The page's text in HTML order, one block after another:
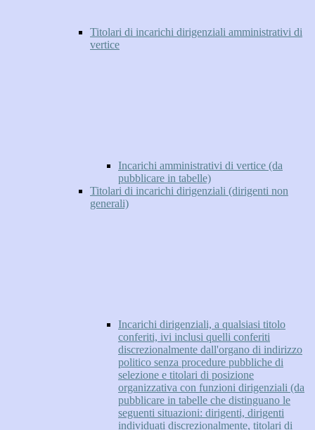
Titolari di incarichi dirigenziali amministrativi di
vertice
Incarichi amministrativi di vertice (da
pubblicare in tabelle)
Titolari di incarichi dirigenziali (dirigenti non
generali)
Incarichi dirigenziali, a qualsiasi titolo
conferiti, ivi inclusi quelli conferiti
discrezionalmente dall'organo di indirizzo
politico senza procedure pubbliche di
selezione e titolari di posizione
organizzativa con funzioni dirigenziali (da
pubblicare in tabelle che distinguano le
seguenti situazioni: dirigenti, dirigenti
individuati discrezionalmente, titolari di